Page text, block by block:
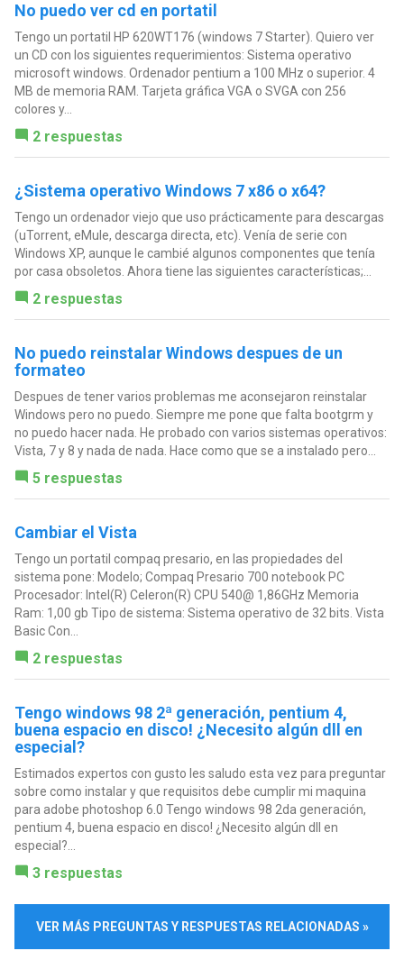
No puedo ver cd en portatil
Tengo un portatil HP 620WT176 (windows 7 Starter). Quiero ver
un CD con los siguientes requerimientos: Sistema operativo
microsoft windows. Ordenador pentium a 100 MHz o superior. 4
MB de memoria RAM. Tarjeta gráfica VGA o SVGA con 256
colores y...
2 respuestas
¿Sistema operativo Windows 7 x86 o x64?
Tengo un ordenador viejo que uso prácticamente para descargas
(uTorrent, eMule, descarga directa, etc). Venía de serie con
Windows XP, aunque le cambié algunos componentes que tenía
por casa obsoletos. Ahora tiene las siguientes características;...
2 respuestas
No puedo reinstalar Windows despues de un
formateo
Despues de tener varios problemas me aconsejaron reinstalar
Windows pero no puedo. Siempre me pone que falta bootgrm y
no puedo hacer nada. He probado con varios sistemas operativos:
Vista, 7 y 8 y nada de nada. Hace como que se a instalado pero...
5 respuestas
Cambiar el Vista
Tengo un portatil compaq presario, en las propiedades del
sistema pone: Modelo; Compaq Presario 700 notebook PC
Procesador: Intel(R) Celeron(R) CPU 540@ 1,86GHz Memoria
Ram: 1,00 gb Tipo de sistema: Sistema operativo de 32 bits. Vista
Basic Con...
2 respuestas
Tengo windows 98 2ª generación, pentium 4,
buena espacio en disco! ¿Necesito algún dll en
especial?
Estimados expertos con gusto les saludo esta vez para preguntar
sobre como instalar y que requisitos debe cumplir mi maquina
para adobe photoshop 6.0 Tengo windows 98 2da generación,
pentium 4, buena espacio en disco! ¿Necesito algún dll en
especial?...
3 respuestas
VER MÁS PREGUNTAS Y RESPUESTAS RELACIONADAS »